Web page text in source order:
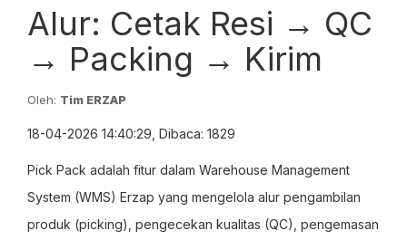
Alur: Cetak Resi → QC
→ Packing → Kirim
Oleh: Tim ERZAP
18-04-2026 14:40:29, Dibaca: 1829
Pick Pack adalah fitur dalam Warehouse Management
System (WMS) Erzap yang mengelola alur pengambilan
produk (picking), pengecekan kualitas (QC), pengemasan